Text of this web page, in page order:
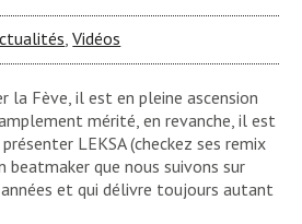
,Vidéos
la Fève, il est en pleine ascension
mérité, en revanche, il est
LEKSA (checkez ses remix
beatmaker que nous suivons sur
années et qui délivre toujours autant